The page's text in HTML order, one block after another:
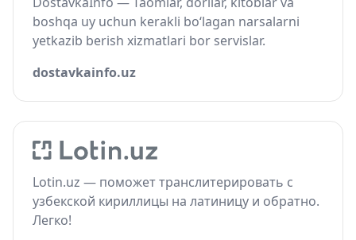
boshqa uy uchun kerakli bo‘lagan narsalarni
yetkazib berish xizmatlari bor servislar.
dostavkainfo.uz
Lotin.uz — поможет транслитерировать с
узбекской кириллицы на латиницу и обратно.
Легко!